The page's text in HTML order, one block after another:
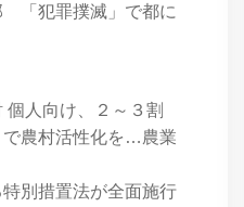
「犯罪撲滅」で都に
個人向け、２～３割
で農村活性化を…農業
別措置法が全面施行